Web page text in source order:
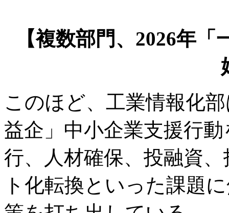
【複数部門、2026年「
このほど、工業情報化
益企」中小企業支援行
行、人材確保、投融資
ト化転換といった課題